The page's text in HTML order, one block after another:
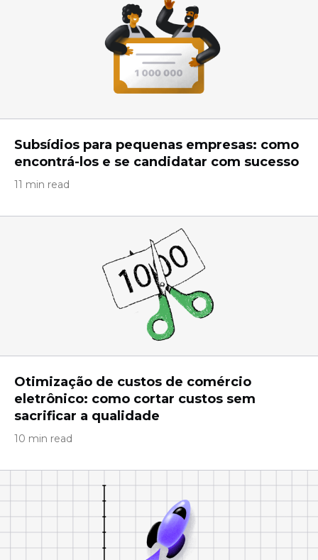
Subsídios para pequenas empresas: como
encontrá-los e se candidatar com sucesso
11 min read
Otimização de custos de comércio
eletrônico: como cortar custos sem
sacrificar a qualidade
10 min read